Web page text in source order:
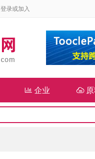
登录或加入
 企业 原